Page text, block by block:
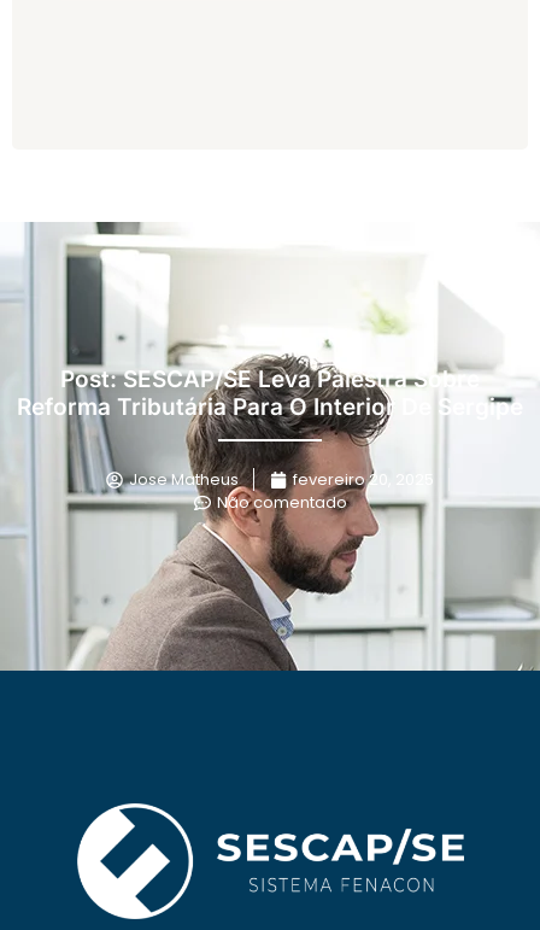
Post: SESCAP/SE Leva Palestra Sobre
Reforma Tributária Para O Interior De Sergipe
Jose Matheus
fevereiro 20, 2025
Não comentado